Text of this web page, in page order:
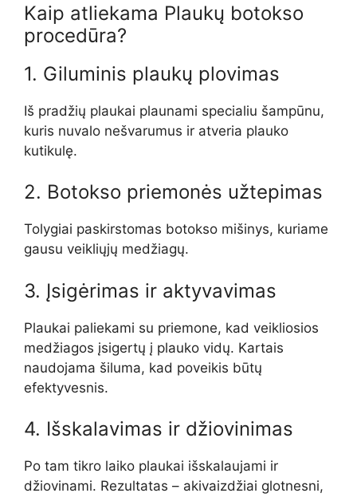
Kaip atliekama Plaukų botokso
procedūra?
1. Giluminis plaukų plovimas
Iš pradžių plaukai plaunami specialiu šampūnu,
kuris nuvalo nešvarumus ir atveria plauko
kutikulę.
2. Botokso priemonės užtepimas
Tolygiai paskirstomas botokso mišinys, kuriame
gausu veikliųjų medžiagų.
3. Įsigėrimas ir aktyvavimas
Plaukai paliekami su priemone, kad veikliosios
medžiagos įsigertų į plauko vidų. Kartais
naudojama šiluma, kad poveikis būtų
efektyvesnis.
4. Išskalavimas ir džiovinimas
Po tam tikro laiko plaukai išskalaujami ir
džiovinami. Rezultatas – akivaizdžiai glotnesni,